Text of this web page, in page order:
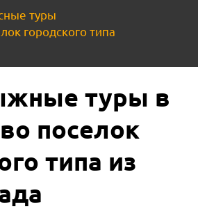
туры
городского типа
туры в
поселок
типа из